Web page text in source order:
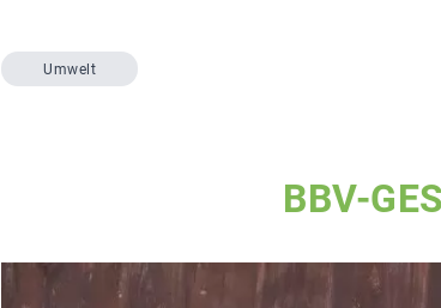
Umwelt
BBV-